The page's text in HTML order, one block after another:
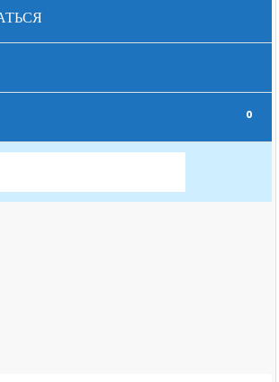
ТРАНСПОРТНЫХ
ЛОДОК И КОРАБЛЕЙ, ВКЛЮЧАЯ
В ЧЕРНОГОРИИ
СТОИТ МОЯ СОБСТВЕННОСТЬ?
ВАШУ СОБСТВЕННОСТЬ
0